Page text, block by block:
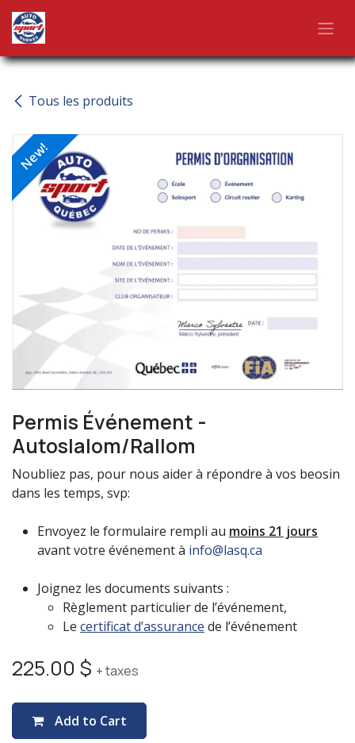
Skip to Content
Tous les produits
New!
Permis Événement -
Autoslalom/Rallom
Noubliez pas, pour nous aider à répondre à vos beosin
dans les temps, svp:
Envoyez le formulaire rempli au moins 21 jours
avant votre événement à info@lasq.ca
Joignez les documents suivants :
Règlement particulier de l’événement,
Le certificat d’assurance de l’événement
225.00 $ + taxes
Add to Cart